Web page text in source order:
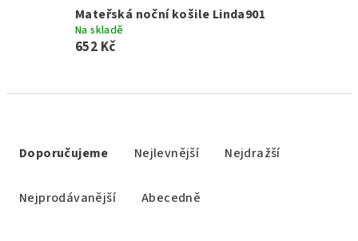
Mateřská noční košile Linda901
Na skladě
652 Kč
Doporučujeme Nejlevnější Nejdražší
Nejprodávanější Abecedně